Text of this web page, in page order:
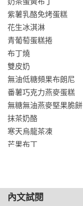
紫薯乳酪免烤蛋糕
花生冰淇淋
青葡萄蛋糕捲
布丁燒
雙皮奶
無油低糖頻果布朗尼
番薯巧克力燕麥蛋糕
無糖無油燕麥堅果脆餅
抹茶奶酪
寒天烏龍茶凍
芒果布丁
內文試閱